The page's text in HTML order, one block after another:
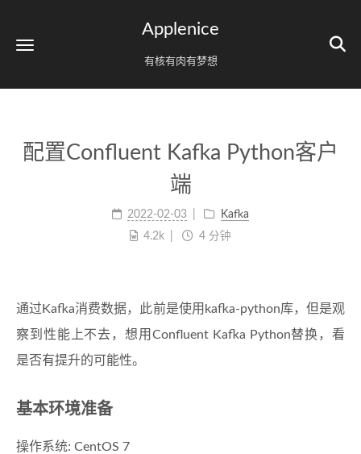
Applenice
有核有肉有梦想
配置Confluent Kafka Python客户
端
2022-02-03
Kafka
4.2k
4 分钟
通过Kafka消费数据，此前是使用kafka-python库，但是观
察到性能上不去，想用Confluent Kafka Python替换，看
是否有提升的可能性。
基本环境准备
操作系统: CentOS 7